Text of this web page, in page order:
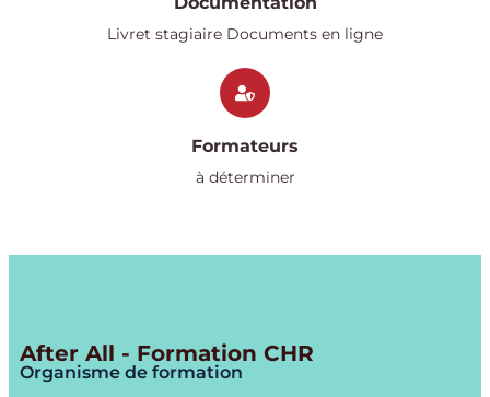
Livret stagiaire Documents en ligne
Formateurs
à déterminer
After All - Formation CHR
Organisme de formation